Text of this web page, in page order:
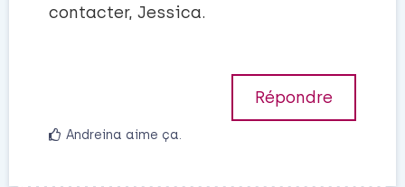
contacter, Jessica.
Répondre
Andreina aime ça.